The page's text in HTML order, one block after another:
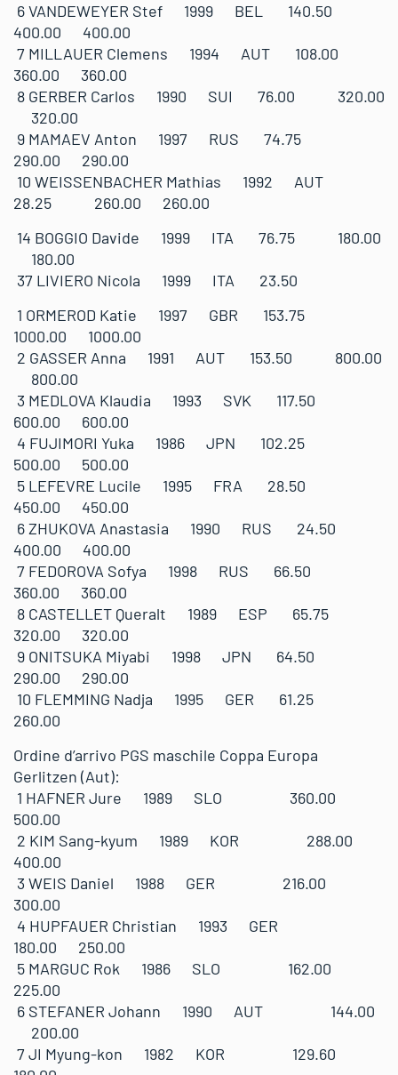
6 VANDEWEYER Stef 1999 BEL 140.50
400.00 400.00
7 MILLAUER Clemens 1994 AUT 108.00
360.00 360.00
8 GERBER Carlos 1990 SUI 76.00 320.00
320.00
9 MAMAEV Anton 1997 RUS 74.75
290.00 290.00
10 WEISSENBACHER Mathias 1992 AUT
28.25 260.00 260.00
14 BOGGIO Davide 1999 ITA 76.75 180.00
180.00
37 LIVIERO Nicola 1999 ITA 23.50
1 ORMEROD Katie 1997 GBR 153.75
1000.00 1000.00
2 GASSER Anna 1991 AUT 153.50 800.00
800.00
3 MEDLOVA Klaudia 1993 SVK 117.50
600.00 600.00
4 FUJIMORI Yuka 1986 JPN 102.25
500.00 500.00
5 LEFEVRE Lucile 1995 FRA 28.50
450.00 450.00
6 ZHUKOVA Anastasia 1990 RUS 24.50
400.00 400.00
7 FEDOROVA Sofya 1998 RUS 66.50
360.00 360.00
8 CASTELLET Queralt 1989 ESP 65.75
320.00 320.00
9 ONITSUKA Miyabi 1998 JPN 64.50
290.00 290.00
10 FLEMMING Nadja 1995 GER 61.25
260.00
Ordine d’arrivo PGS maschile Coppa Europa
Gerlitzen (Aut):
1 HAFNER Jure 1989 SLO 360.00
500.00
2 KIM Sang-kyum 1989 KOR 288.00
400.00
3 WEIS Daniel 1988 GER 216.00
300.00
4 HUPFAUER Christian 1993 GER
180.00 250.00
5 MARGUC Rok 1986 SLO 162.00
225.00
6 STEFANER Johann 1990 AUT 144.00
200.00
7 JI Myung-kon 1982 KOR 129.60